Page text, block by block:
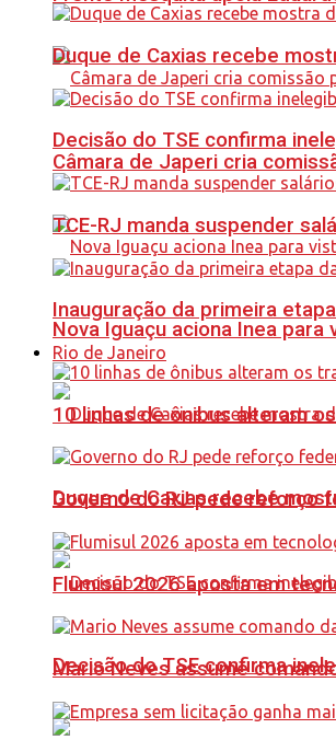
Câmara de Japeri cria
Nova Iguaçu aciona Inea
Duque de Caxias recebe
Decisão do TSE confirma
Duque de Caxias recebe
Decisão do TSE confirma
TCE-RJ manda suspender
Inauguração da primeira
Rio de Janeiro
10 linhas de ônibus alteram
Governo do RJ pede reforço
Flumisul 2026 aposta em
Mario Neves assume